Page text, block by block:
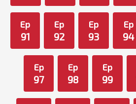
Ep
91
Ep
92
Ep
93
Ep
94
Ep
97
Ep
98
Ep
99